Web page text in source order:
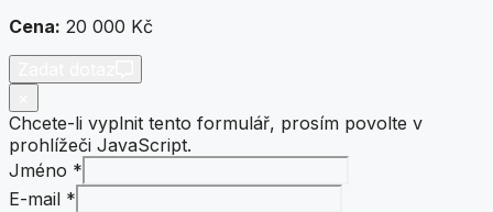
Cena: 20 000 Kč
Chcete-li vyplnit tento formulář, prosím povolte v
prohlížeči JavaScript.
Jméno *
E-mail *